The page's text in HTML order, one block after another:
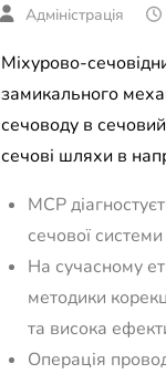
Міхурово-
замикального
сечоводу в
сечові шляхи в
МСР
сечової
На сучасному
методики
та висока
Операція